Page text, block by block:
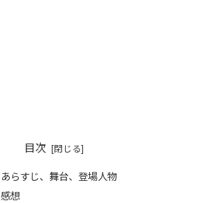
目次
あらすじ、舞台、登場人物
感想